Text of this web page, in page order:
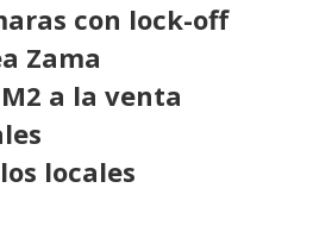
con lock-off
Zama
a la venta
locales